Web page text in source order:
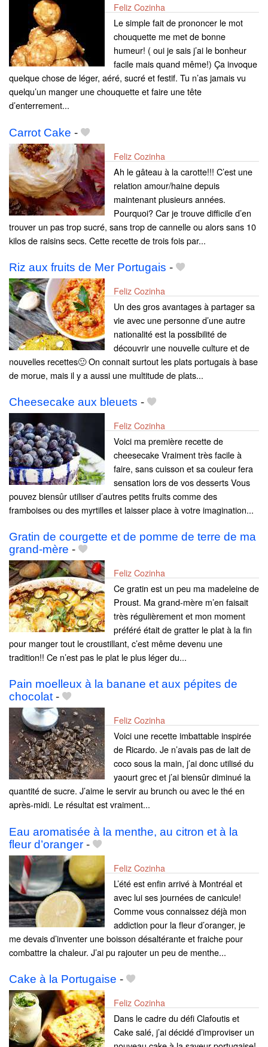
Feliz Cozinha
Le simple fait de prononcer le mot
chouquette me met de bonne
humeur! ( oui je sais j’ai le bonheur
facile mais quand même!) Ça invoque
quelque chose de léger, aéré, sucré et festif. Tu n’as jamais vu
quelqu’un manger une chouquette et faire une tête
d’enterrement...
Carrot Cake -
Feliz Cozinha
Ah le gâteau à la carotte!!! C’est une
relation amour/haine depuis
maintenant plusieurs années.
Pourquoi? Car je trouve difficile d’en
trouver un pas trop sucré, sans trop de cannelle ou alors sans 10
kilos de raisins secs. Cette recette de trois fois par...
Riz aux fruits de Mer Portugais -
Feliz Cozinha
Un des gros avantages à partager sa
vie avec une personne d’une autre
nationalité est la possibilité de
découvrir une nouvelle culture et de
nouvelles recettes🙂 On connait surtout les plats portugais à base
de morue, mais il y a aussi une multitude de plats...
Cheesecake aux bleuets -
Feliz Cozinha
Voici ma première recette de
cheesecake Vraiment très facile à
faire, sans cuisson et sa couleur fera
sensation lors de vos desserts Vous
pouvez biensûr utiliser d’autres petits fruits comme des
framboises ou des myrtilles et laisser place à votre imagination...
Gratin de courgette et de pomme de terre de ma
grand-mère -
Feliz Cozinha
Ce gratin est un peu ma madeleine de
Proust. Ma grand-mère m’en faisait
très régulièrement et mon moment
préféré était de gratter le plat à la fin
pour manger tout le croustillant, c’est même devenu une
tradition!! Ce n’est pas le plat le plus léger du...
Pain moelleux à la banane et aux pépites de
chocolat-
Feliz Cozinha
Voici une recette imbattable inspirée
de Ricardo. Je n’avais pas de lait de
coco sous la main, j’ai donc utilisé du
yaourt grec et j’ai biensûr diminué la
quantité de sucre. J’aime le servir au brunch ou avec le thé en
après-midi. Le résultat est vraiment...
Eau aromatisée à la menthe, au citron et à la
fleur d’oranger -
Feliz Cozinha
L’été est enfin arrivé à Montréal et
avec lui ses journées de canicule!
Comme vous connaissez déjà mon
addiction pour la fleur d’oranger, je
me devais d’inventer une boisson désaltérante et fraiche pour
combattre la chaleur. J’ai pu rajouter un peu de menthe...
Cake à la Portugaise -
Feliz Cozinha
Dans le cadre du défi Clafoutis et
Cake salé, j’ai décidé d’improviser un